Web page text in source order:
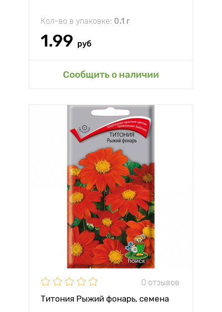
Кол-во в упаковке: 0.1 г
1.99 руб
Сообщить о наличии
0 отзывов
Титония Рыжий фонарь, семена